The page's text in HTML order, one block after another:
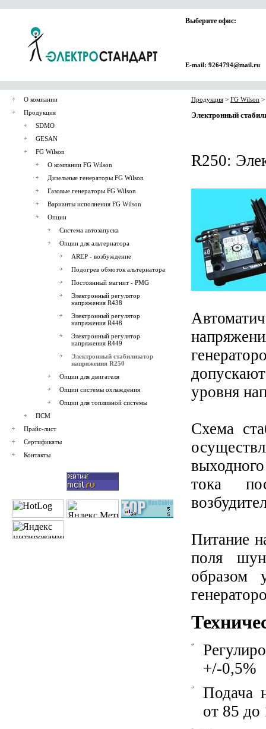
Выберите офис:
E-mail: 9264794@mail.ru
О компании
Продукция
SDMO
GESAN
FG Wilson
О компании FG Wilson
Дизельные генераторы FG Wilson
Газовые генераторы FG Wilson
Варианты исполнения FG Wilson
Опции
Система автозапуска
Опции для альтернатора
AREP - возбуждение
Подогрев обмоток альтернатора
Постоянный магнит - PMG
Электронный регулятор
напряжения R438
Электронный регулятор
напряжения R448
Электронный регулятор
напряжения R449
Электронный стабилизатор
напряжения R250
Опции для двигателя
Опции системы охлаждения
Опции для топливной системы
ПСМ
Прайс-лист
Сертификаты
Контакты
Продукция > FG Wilson >
Электронный
R250:
уровня
Схема
тока
Питание
поля
образом
+/-0,5%
Подача
от 85 до